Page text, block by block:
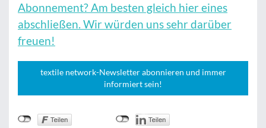
Abonnement? Am besten gleich hier eines
abschließen. Wir würden uns sehr darüber
freuen!
textile network-Newsletter abonnieren und immer
informiert sein!